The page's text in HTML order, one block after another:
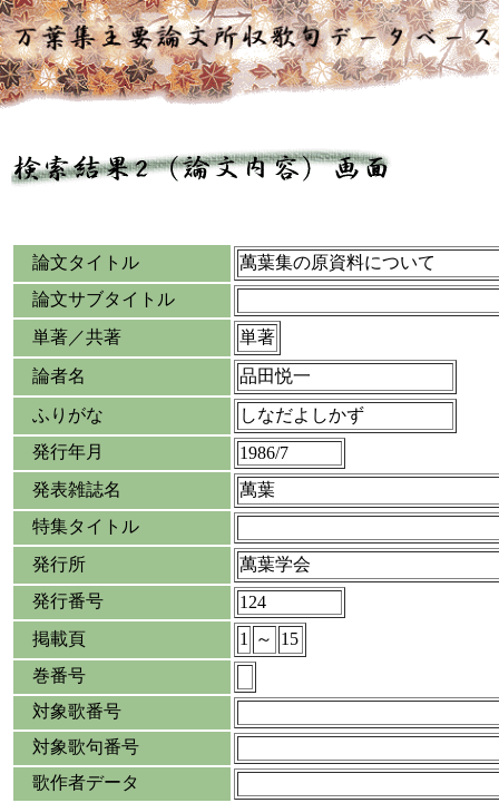
論文タイトル
萬葉集の原資料について
論文サブタイトル
単著／共著
単著
論者名 品田悦一
ふりがな
しなだよしかず
発行年月
1986/7
発表雑誌名
萬葉
特集タイトル
発行所
萬葉学会
発行番号
124
掲載頁
1 ～
15
巻番号
対象歌番号
対象歌句番号
歌作者データ